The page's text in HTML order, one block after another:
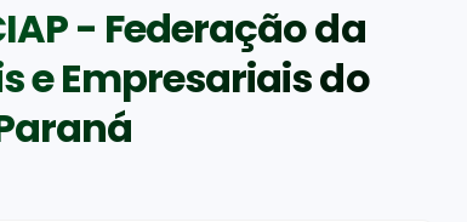
- Federação da
e Empresariais do